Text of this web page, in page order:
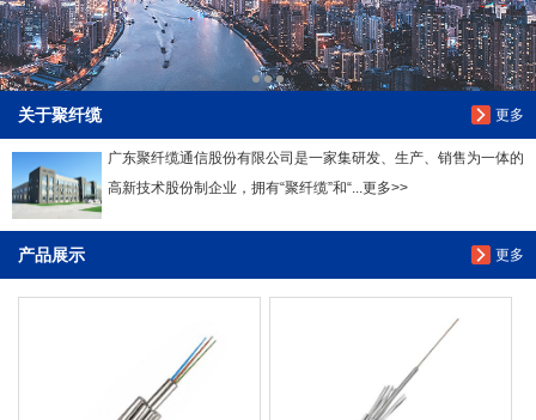
更多
关于聚纤缆
广东聚纤缆通信股份有限公司是一家集研发、生产、销售为一体的
高新技术股份制企业，拥有“聚纤缆”和“...更多>>
更多
产品展示